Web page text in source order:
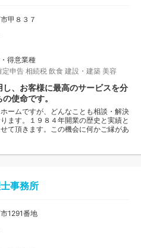
甲８３７
得意業種
定申告 相続税 飲食 建設・建築 美容
、お客様に最高のサービスを分
使命です。
ームですが、どんなことも相談・解決
ます。１９８４年開業の歴史と実績と
て頂きます。この機会に何かご縁があ
事務所
1291番地